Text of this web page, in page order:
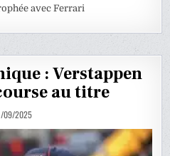
avec Ferrari
: Verstappen
au titre
09/2025